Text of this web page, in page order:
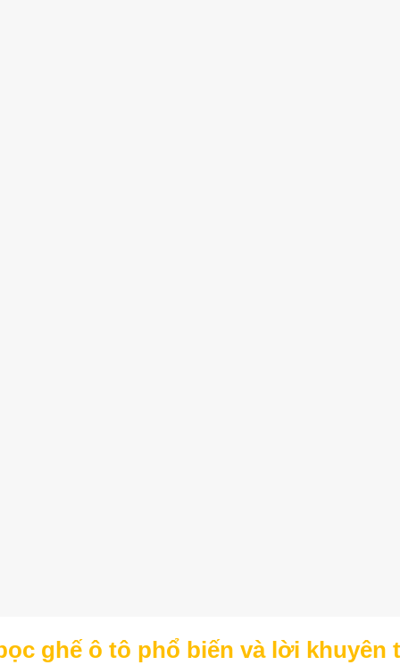
ghế ô tô phổ biến và lời khuyên